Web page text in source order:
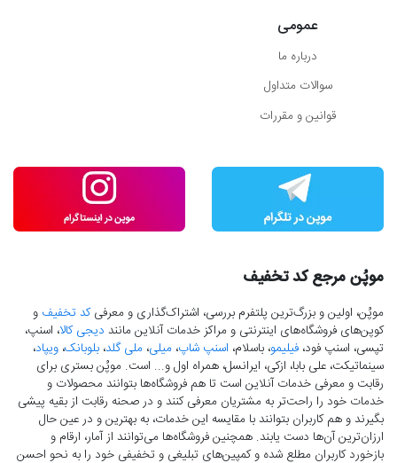
عمومی
درباره ما
سوالات متداول
قوانین و مقررات
موپُن مرجع کد تخفیف
موپُن، اولین و بزرگ‌ترین پلتفرم بررسی، اشتراک‌گذاری و معرفیکد تخفیف و
کوپن‌های فروشگاه‌های اینترنتی و مراکز خدمات آنلاین مانند دیجی کالا، اسنپ،
تپسی، اسنپ فود، فیلیمو، باسلام، اسنپ شاپ، میلی، ملی گلد، بلوبانک، ویپاد،
سینماتیکت، علی بابا، ازکی، ایرانسل، همراه اول و... است. موپُن بستری برای
رقابت و معرفی خدمات آنلاین است تا هم فروشگاه‌ها بتوانند محصولات و
خدمات خود را راحت‌تر به مشتریان معرفی کنند و در صحنه رقابت از بقیه پیشی
بگیرند و هم کاربران بتوانند با مقایسه این خدمات، به بهترین و در عین حال
ارزان‌ترین آن‌ها دست‌ یابند. همچنین فروشگاه‌ها می‌توانند از آمار، ارقام و
بازخورد کاربران مطلع شده و کمپین‌های تبلیغی و تخفیفی خود را به نحو احسن